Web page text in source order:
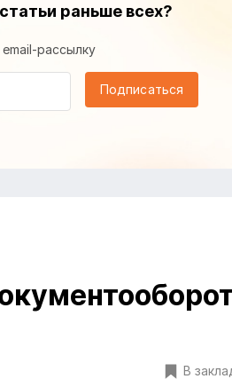
раньше всех?
рассылку
Подписаться
В